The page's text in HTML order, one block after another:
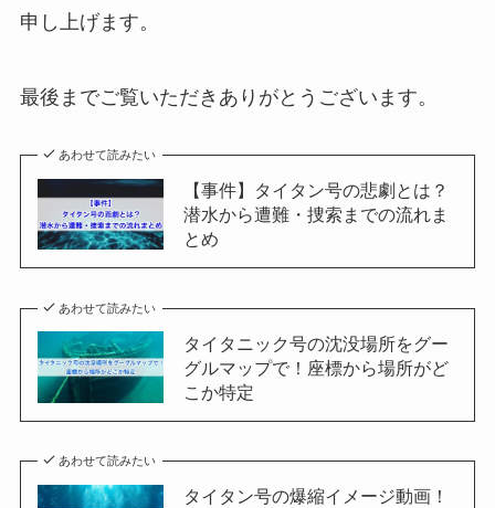
申し上げます。
最後までご覧いただきありがとうございます。
あわせて読みたい
【事件】タイタン号の悲劇とは？
潜水から遭難・捜索までの流れま
とめ
あわせて読みたい
タイタニック号の沈没場所をグー
グルマップで！座標から場所がど
こか特定
あわせて読みたい
タイタン号の爆縮イメージ動画！